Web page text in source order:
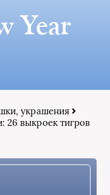
Year
украшения
26 выкроек тигров